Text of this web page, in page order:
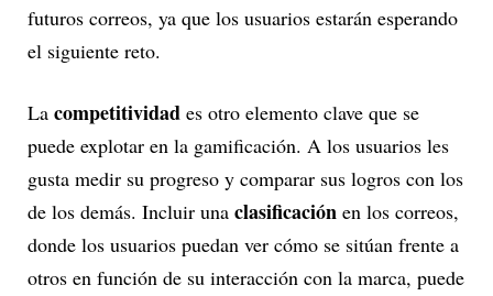
futuros correos, ya que los usuarios estarán esperando
el siguiente reto.
La competitividad es otro elemento clave que se
puede explotar en la gamificación. A los usuarios les
gusta medir su progreso y comparar sus logros con los
de los demás. Incluir una clasificación en los correos,
donde los usuarios puedan ver cómo se sitúan frente a
otros en función de su interacción con la marca, puede